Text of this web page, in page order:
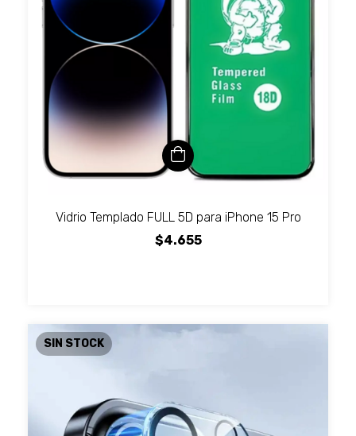
Vidrio Templado FULL 5D para iPhone 15 Pro
$4.655
SIN STOCK